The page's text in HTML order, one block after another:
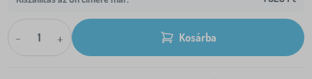
- + Kosárba